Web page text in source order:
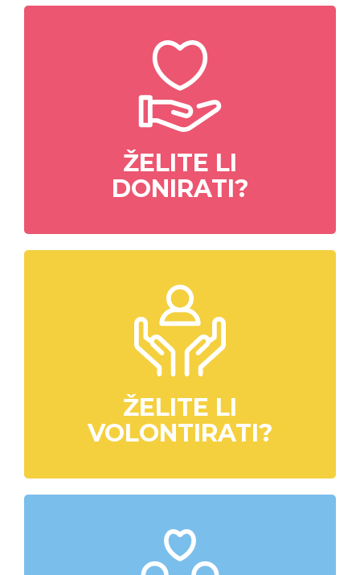
ŽELITE LI
DONIRATI?
ŽELITE LI
VOLONTIRATI?